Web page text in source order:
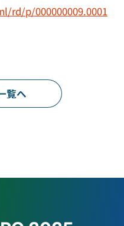
rd/p/000000009.0001
覧へ